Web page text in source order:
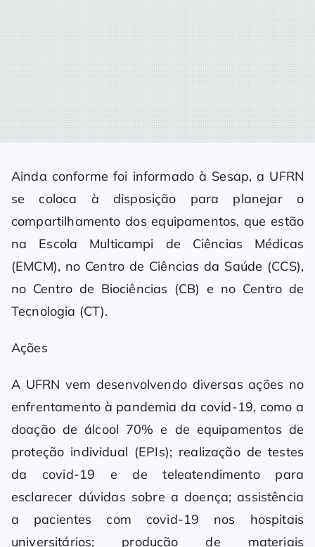
Ainda conforme foi informado à Sesap, a UFRN
se coloca à disposição para planejar o
compartilhamento dos equipamentos, que estão
na Escola Multicampi de Ciências Médicas
(EMCM), no Centro de Ciências da Saúde (CCS),
no Centro de Biociências (CB) e no Centro de
Tecnologia (CT).
Ações
A UFRN vem desenvolvendo diversas ações no
enfrentamento à pandemia da covid-19, como a
doação de álcool 70% e de equipamentos de
proteção individual (EPIs); realização de testes
da covid-19 e de teleatendimento para
esclarecer dúvidas sobre a doença; assistência
a pacientes com covid-19 nos hospitais
universitários; produção de materiais